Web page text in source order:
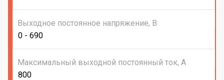
Выходное постоянное напряжение, В
0 - 690
Максимальный выходной постоянный ток, А
800